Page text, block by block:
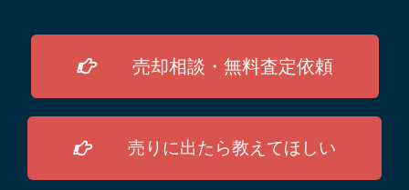
売却相談・無料査定依頼
売りに出たら教えてほしい